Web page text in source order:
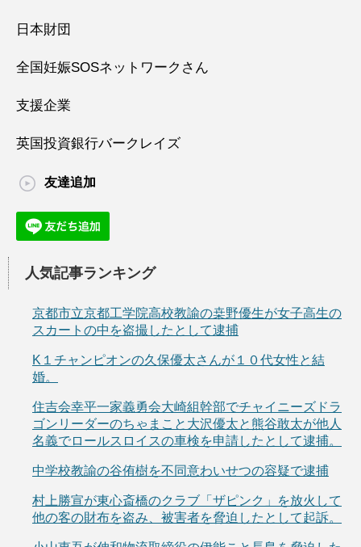
日本財団
全国妊娠SOSネットワークさん
支援企業
英国投資銀行バークレイズ
友達追加
人気記事ランキング
京都市立京都工学院高校教諭の桒野優生が女子高生の
スカートの中を盗撮したとして逮捕
K１チャンピオンの久保優太さんが１０代女性と結
婚。
住吉会幸平一家義勇会大崎組幹部でチャイニーズドラ
ゴンリーダーのちゃまこと大沢優太と熊谷敢太が他人
名義でロールスロイスの車検を申請したとして逮捕。
中学校教諭の谷侑樹を不同意わいせつの容疑で逮捕
村上勝宣が東心斎橋のクラブ「ザピンク」を放火して
他の客の財布を盗み、被害者を脅迫したとして起訴。